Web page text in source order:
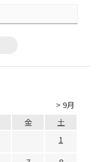
> 9月
金
土
1